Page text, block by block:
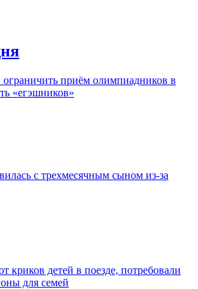
приём олимпиадников в
«егэшников»
с трехмесячным сыном из-за
криков детей в поезде, потребовали
для семей